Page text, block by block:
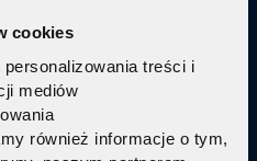
cookies
treści i
mediów
również informacje o tym,
telewizją